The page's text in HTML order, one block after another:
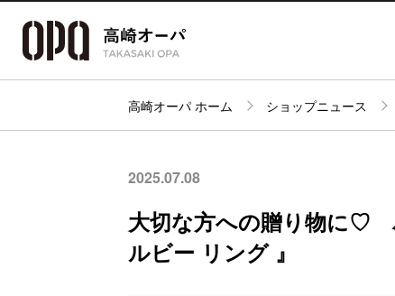
パーキング
高崎オーパ ホーム ショップニュース
2025.07.08
大切な方への贈り物に♡
ルビー リング 』